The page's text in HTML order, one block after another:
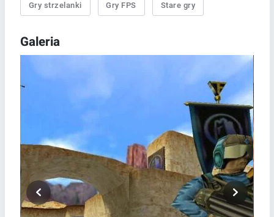
Gry strzelanki Gry FPS Stare gry
Galeria